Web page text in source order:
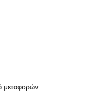
μεταφορών.